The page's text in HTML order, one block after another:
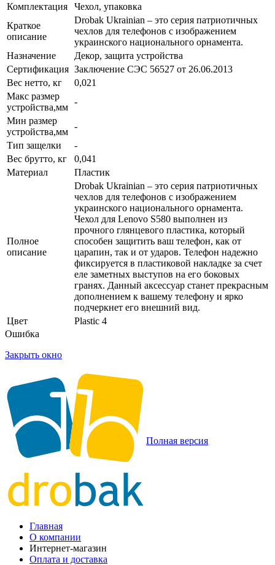
Комплектация
Чехол, упаковка
Краткое
описание
Drobak Ukrainian – это серия патриотичных
чехлов для телефонов с изображением
украинского национального орнамента.
Назначение
Декор, защита устройства
Сертификация Заключение СЭС 56527 от 26.06.2013
Вес нетто, кг
0,021
Макс размер
устройства,мм
-
Мин размер
устройства,мм
-
Тип защелки
-
Вес брутто, кг
0,041
Материал
Пластик
Полное
описание
Drobak Ukrainian – это серия патриотичных
чехлов для телефонов с изображением
украинского национального орнамента.
Чехол для Lenovo S580 выполнен из
прочного глянцевого пластика, который
способен защитить ваш телефон, как от
царапин, так и от ударов. Телефон надежно
фиксируется в пластиковой накладке за счет
еле заметных выступов на его боковых
гранях. Данный аксессуар станет прекрасным
дополнением к вашему телефону и ярко
подчеркнет его внешний вид.
Цвет
Plastic 4
Ошибка
Закрыть окно
Полная версия
Главная
О компании
Интернет-магазин
Оплата и доставка